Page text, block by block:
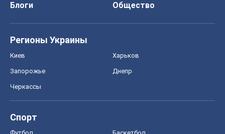
Блоги
Общество
Регионы Украины
Киев Харьков
Запорожье Днепр
Черкассы
Спорт